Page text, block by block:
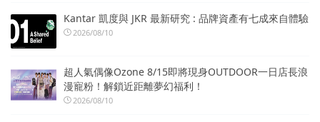
Kantar 凱度與 JKR 最新研究 : 品牌資產有七成來自體驗
2026/08/10
超人氣偶像Ozone 8/15即將現身OUTDOOR一日店長浪
漫寵粉！解鎖近距離夢幻福利！
2026/08/10